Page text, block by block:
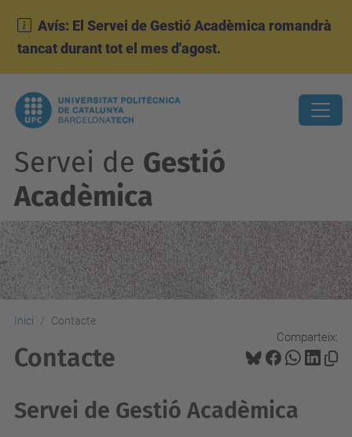
Avís: El Servei de Gestió Acadèmica romandrà
tancat durant tot el mes d'agost.
Servei de Gestió
Acadèmica
Inici Contacte
Comparteix:
Contacte
Servei de Gestió Acadèmica